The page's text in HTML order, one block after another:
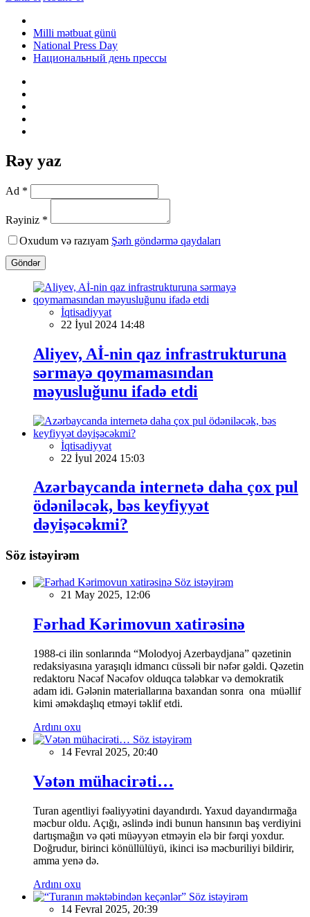
Milli mətbuat günü
National Press Day
Национальный день ​​прессы
Rəy yaz
Ad *
Rəyiniz *
Oxudum və razıyam Şərh göndərmə qaydaları
Göndər
İqtisadiyyat
22 İyul 2024 14:48
Aliyev, Aİ-nin qaz infrastrukturuna
sərmayə qoymamasından
məyusluğunu ifadə etdi
İqtisadiyyat
22 İyul 2024 15:03
Azərbaycanda internetə daha çox pul
ödəniləcək, bəs keyfiyyət
dəyişəcəkmi?
Söz istəyirəm
Söz istəyirəm
21 May 2025, 12:06
Fərhad Kərimovun xatirəsinə
1988-ci ilin sonlarında “Molodyoj Azerbaydjana” qəzetinin
redaksiyasına yaraşıqlı idmancı cüssəli bir nəfər gəldi. Qəzetin
redaktoru Nəcəf Nəcəfov olduqca tələbkar və demokratik
adam idi. Gələnin materiallarına baxandan sonra ona müəllif
kimi əməkdaşlıq etməyi təklif etdi.
Ardını oxu
Söz istəyirəm
14 Fevral 2025, 20:40
Vətən mühacirəti…
Turan agentliyi fəaliyyətini dayandırdı. Yaxud dayandırmağa
məcbur oldu. Açığı, əslində indi bunun hansının baş verdiyini
dartışmağın və qəti müəyyən etməyin elə bir fərqi yoxdur.
Doğrudur, birinci könüllülüyü, ikinci isə məcburiliyi bildirir,
amma yenə də.
Ardını oxu
Söz istəyirəm
14 Fevral 2025, 20:39